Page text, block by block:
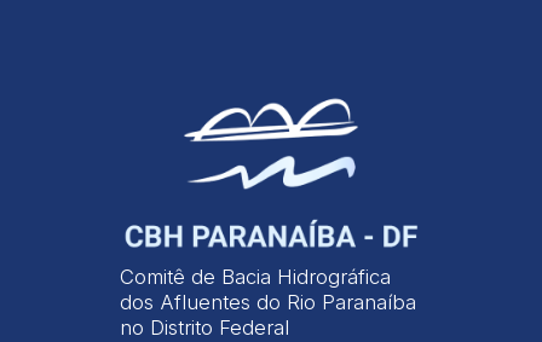
Comitê de Bacia Hidrográfica
dos Afluentes do Rio Paranaíba
no Distrito Federal